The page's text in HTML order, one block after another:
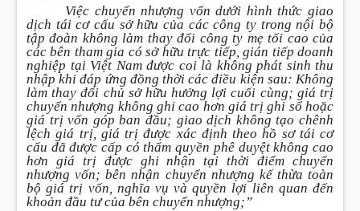
Việc chuyển nhượng vốn dưới hình thức giao
dịch tái cơ cấu sở hữu của các công ty trong nội bộ
tập đoàn không làm thay đổi công ty mẹ tối cao của
các bên tham gia có sở hữu trực tiếp, gián tiếp doanh
nghiệp tại Việt Nam được coi là không phát sinh thu
nhập khi đáp ứng đồng thời các điều kiện sau: Không
làm thay đổi chủ sở hữu hưởng lợi cuối cùng; giá trị
chuyển nhượng không ghi cao hơn giá trị ghi sổ hoặc
giá trị vốn góp ban đầu; giao dịch không tạo chênh
lệch giá trị, giá trị được xác định theo hồ sơ tái cơ
cấu đã được cấp có thẩm quyền phê duyệt không cao
hơn giá trị được ghi nhận tại thời điểm chuyển
nhượng vốn; bên nhận chuyển nhượng kế thừa toàn
bộ giá trị vốn, nghĩa vụ và quyền lợi liên quan đến
khoản đầu tư của bên chuyển nhượng;”